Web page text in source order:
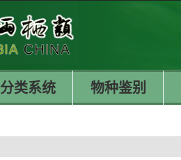
分类系统 物种鉴别